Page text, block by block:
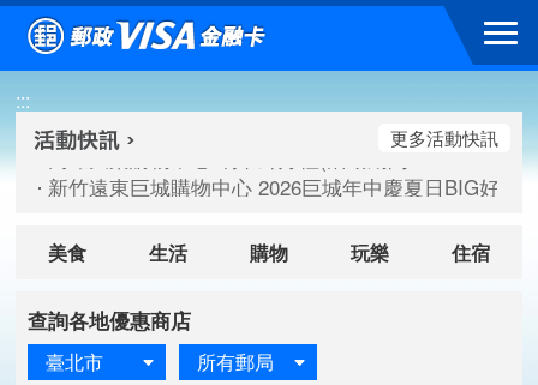
跳到主要內容區塊
:::
高雄大樂購物中心 刷卡郵好禮(活動期間：115/08/07-
臺北三創生活 有點東西第2波 刷卡郵好禮(活動期間：
高雄大樂購物中心 刷卡郵好禮(活動期間：115/08/07-
新竹遠東巨城購物中心 2026巨城年中慶夏日BIG好刷(
更多活動快訊
美食 生活 購物 玩樂 住宿
查詢各地優惠商店
臺北市 所有郵局